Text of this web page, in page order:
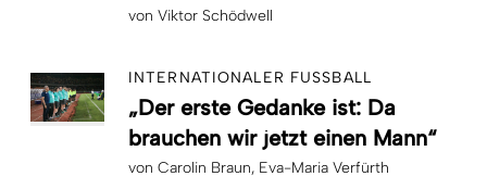
von Viktor Schödwell
INTERNATIONALER FUSSBALL
„Der erste Gedanke ist: Da
brauchen wir jetzt einen Mann“
von Carolin Braun Eva-Maria Verfürth